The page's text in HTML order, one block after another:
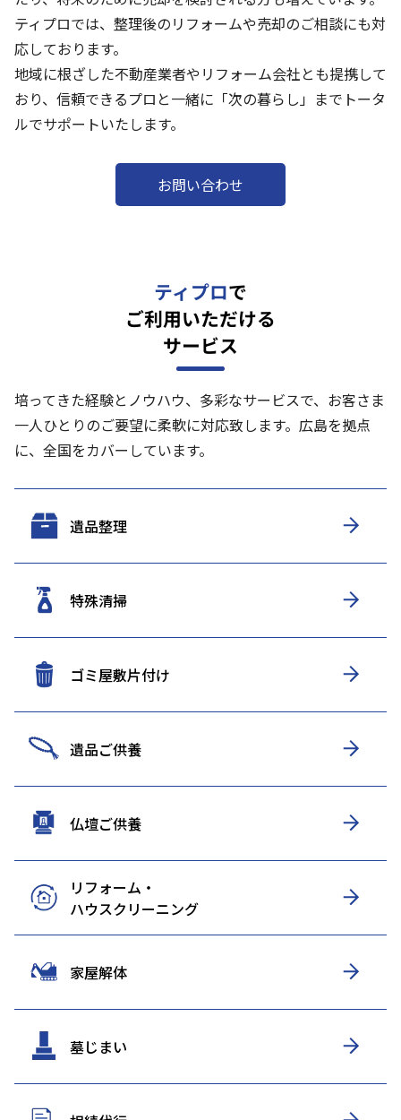
ティプロでは、整理後のリフォームや売却のご相談にも対
応しております。
地域に根ざした不動産業者やリフォーム会社とも提携して
おり、信頼できるプロと一緒に「次の暮らし」までトータ
ルでサポートいたします。
お問い合わせ
ティプロで
ご利用いただける
サービス
培ってきた経験とノウハウ、多彩なサービスで、お客さま
一人ひとりのご要望に柔軟に対応致します。 広島を拠点
に、全国をカバーしています。
遺品整理
特殊清掃
ゴミ屋敷片付け
遺品ご供養
仏壇ご供養
リフォーム・
ハウスクリーニング
家屋解体
墓じまい